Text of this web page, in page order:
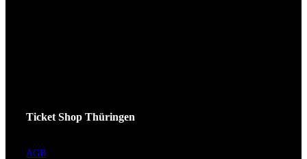
Ticket Shop Thüringen
AGB